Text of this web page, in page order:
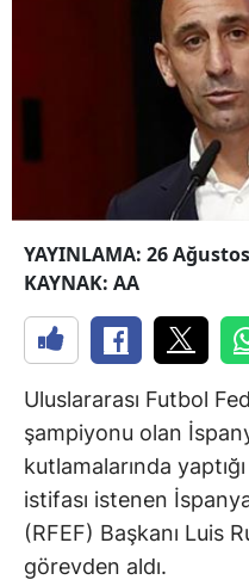
YAYINLAMA: 26
KAYNAK: AA
Uluslararası Futbol
şampiyonu olan
kutlamalarında
istifası istenen
(RFEF) Başkanı Luis
görevden aldı.